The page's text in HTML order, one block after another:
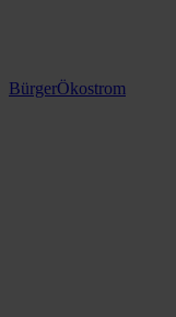
BürgerÖkostrom